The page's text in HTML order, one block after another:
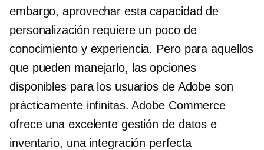
embargo, aprovechar esta capacidad de
personalización requiere un poco de
conocimiento y experiencia. Pero para aquellos
que pueden manejarlo, las opciones
disponibles para los usuarios de Adobe son
prácticamente infinitas. Adobe Commerce
ofrece una excelente gestión de datos e
inventario, una integración perfecta